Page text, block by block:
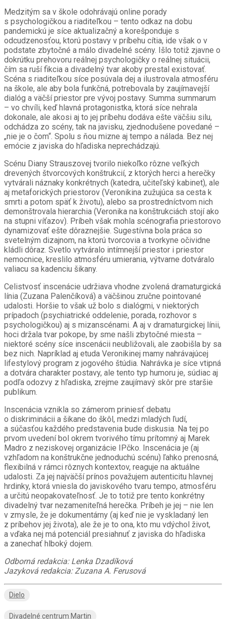
Medzitým sa v škole odohrávajú online porady
s psychologičkou a riaditeľkou – tento odkaz na dobu
pandemickú je síce aktualizačný a korešponduje s
odcudzenosťou, ktorú postavy v príbehu cítia, ide však o v
podstate zbytočné a málo divadelné scény. Išlo totiž zjavne o
dokrútku prehovoru reálnej psychologičky o reálnej situácii,
čím sa ruší fikcia a divadelný tvar akoby prestal existovať.
Scéna s riaditeľkou síce posúvala dej a ilustrovala atmosféru
na škole, ale aby bola funkčná, potrebovala by zaujímavejší
dialóg a väčší priestor pre vývoj postavy. Summa summarum
– vo chvíli, keď hlavná protagonistka, ktorá síce nehrala
dokonale, ale akosi aj to jej príbehu dodáva ešte väčšiu silu,
odchádza zo scény, tak na javisku, zjednodušene povedané –
„nie je o čom“. Spolu s ňou mizne aj tempo a nálada. Bez nej
emócie z javiska do hľadiska neprechádzajú.
Scénu Diany Strauszovej tvorilo niekoľko rôzne veľkých
drevených štvorcových konštrukcií, z ktorých herci a herečky
vytvárali náznaky konkrétnych (katedra, učiteľský kabinet), ale
aj metaforických priestorov (Veronikina zužujúca sa cesta k
smrti a potom späť k životu), alebo sa prostredníctvom nich
demonštrovala hierarchia (Veronika na konštrukciách stojí ako
na stupni víťazov). Príbeh však mohla scénografia priestorovo
dynamizovať ešte dôraznejšie. Sugestívna bola práca so
svetelným dizajnom, na ktorú tvorcovia a tvorkyne očividne
kládli dôraz. Svetlo vytváralo intímnejší priestor i priestor
nemocnice, kreslilo atmosféru umierania, výtvarne dotváralo
valiacu sa kadenciu šikany.
Celistvosť inscenácie udržiava vhodne zvolená dramaturgická
línia (Zuzana Palenčíková) a väčšinou zručne pointované
udalosti. Horšie to však už bolo s dialógmi, v niektorých
prípadoch (psychiatrické oddelenie, porada, rozhovor s
psychologičkou) aj s mizanscénami. A aj v dramaturgickej línii,
hoci držala tvar pokope, by sme našli zbytočné miesta –
niektoré scény síce inscenácii neubližovali, ale zaobišla by sa
bez nich. Napríklad aj etuda Veronikinej mamy nahrávajúcej
lifestylový program z jogového štúdia. Nahrávka je síce vtipná
a dotvára charakter postavy, ale tento typ humoru je, súdiac aj
podľa odozvy z hľadiska, zrejme zaujímavý skôr pre staršie
publikum.
Inscenácia vznikla so zámerom priniesť debatu
o diskriminácii a šikane do škôl, medzi mladých ľudí,
a súčasťou každého predstavenia bude diskusia. Na tej po
prvom uvedení bol okrem tvorivého tímu prítomný aj Marek
Madro z neziskovej organizácie IPčko. Inscenácia je (aj
vzhľadom na konštrukčne jednoduchú scénu) ľahko prenosná,
flexibilná v rámci rôznych kontextov, reaguje na aktuálne
udalosti. Za jej najväčší prínos považujem autenticitu hlavnej
hrdinky, ktorá vniesla do javiskového tvaru tempo, atmosféru
a určitú neopakovateľnosť. Je to totiž pre tento konkrétny
divadelný tvar nezameniteľná herečka. Príbeh je jej – nie len
v zmysle, že je dokumentárny (aj keď nie je vyskladaný len
z príbehov jej života), ale že je to ona, kto mu vdýchol život,
a vďaka nej má potenciál presiahnuť z javiska do hľadiska
a zanechať hlboký dojem.
Odborná redakcia: Lenka Dzadíková
Jazyková redakcia: Zuzana A. Ferusová
Dielo
Divadelné centrum Martin